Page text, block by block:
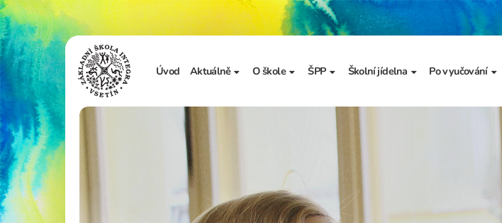
Úvod Aktuálně
Sdělení školy
O škole
Základní informace
Vzdělávání a výchova
Zápis do 1. třídy
ŠPP
Základní informace
Dokumenty školního
metodika prevence
Školní jídelna
Jídelníček
Odhlašování stravy
Po vyučování
Školní družina